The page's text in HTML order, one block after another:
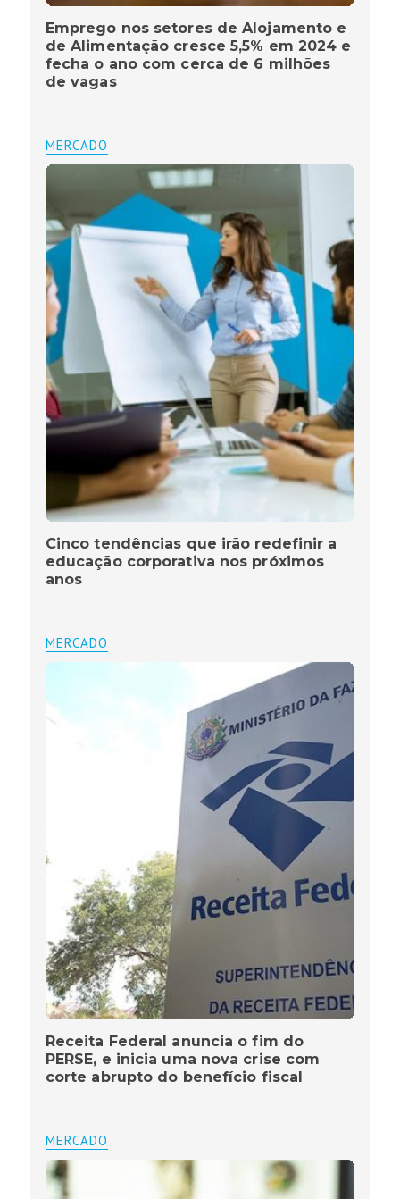
Emprego nos setores de Alojamento e
de Alimentação cresce 5,5% em 2024 e
fecha o ano com cerca de 6 milhões
de vagas
MERCADO
Cinco tendências que irão redefinir a
educação corporativa nos próximos
anos
MERCADO
Receita Federal anuncia o fim do
PERSE, e inicia uma nova crise com
corte abrupto do benefício fiscal
MERCADO